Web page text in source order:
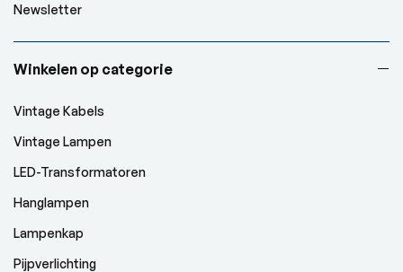
Newsletter
Winkelen op categorie
Vintage Kabels
Vintage Lampen
LED-Transformatoren
Hanglampen
Lampenkap
Pijpverlichting